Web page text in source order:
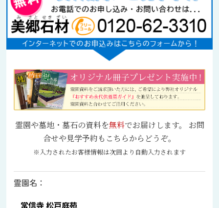
霊園や墓地・墓石の資料を無料でお届けします。 お問
合せや見学予約もこちらからどうぞ。
※入力されたお客様情報は次回より自動入力されます
霊園名：